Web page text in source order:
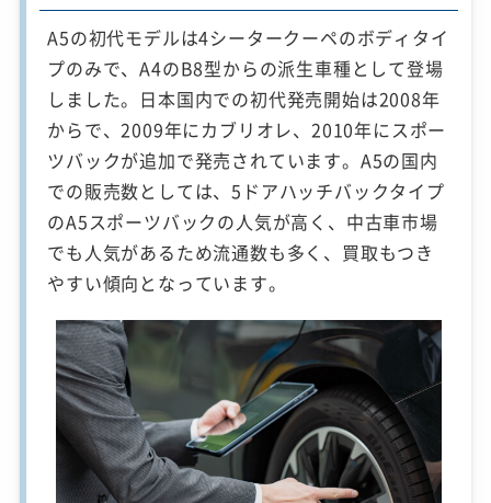
A5の初代モデルは4シータークーペのボディタイ
プのみで、A4のB8型からの派生車種として登場
しました。日本国内での初代発売開始は2008年
からで、2009年にカブリオレ、2010年にスポー
ツバックが追加で発売されています。A5の国内
での販売数としては、5ドアハッチバックタイプ
のA5スポーツバックの人気が高く、中古車市場
でも人気があるため流通数も多く、買取もつき
やすい傾向となっています。